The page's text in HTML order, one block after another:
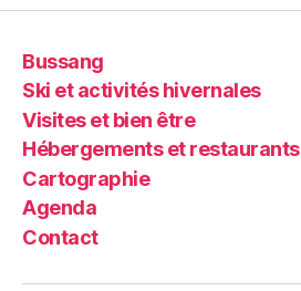
Bussang
Ski et activités hivernales
Visites et bien être
Hébergements et restaurants
Cartographie
Agenda
Contact